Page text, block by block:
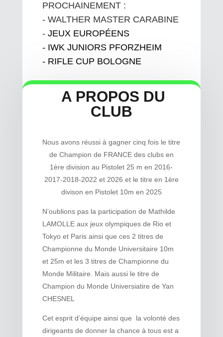
PROCHAINEMENT :
- WALTHER MASTER CARABINE
-JEUX EUROPÉENS
- IWK JUNIORS PFORZHEIM
- RIFLE CUP BOLOGNE
A PROPOS DU
CLUB
Nous avons réussi à gagner cinq fois le titre
de Champion de FRANCE des clubs en
1ère division au Pistolet 25 m en 2016-
2017-2018-2022 et 2026 et le titre en 1ère
divison en Pistolet 10m en 2025
N’oublions pas la participation de Mathilde
LAMOLLE aux jeux olympiques de Rio et
Tokyo et Paris ainsi que ces 2 titres de
Championne du Monde Universitaire 10m
et 25m et les 3 titres de Championne du
Monde Militaire. Mais aussi le titre de
Champion du Monde Universiatire de Yan
CHESNEL
Cet esprit d’équipe ainsi que la volonté des
dirigeants de donner la chance à tous est a